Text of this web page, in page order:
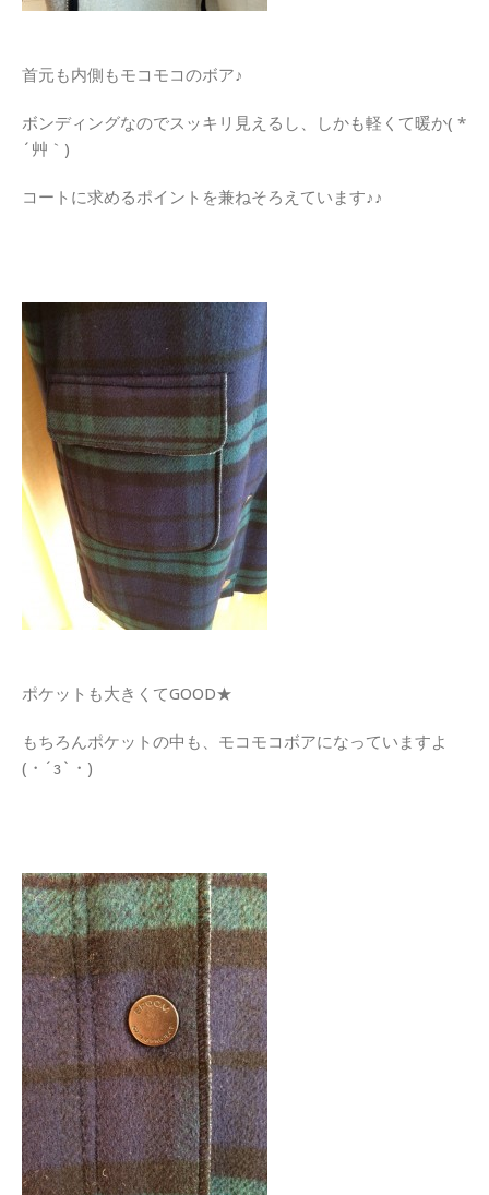
首元も内側もモコモコのボア♪
ボンディングなのでスッキリ見えるし、しかも軽くて暖か( *
´艸｀)
コートに求めるポイントを兼ねそろえています♪♪
ポケットも大きくてGOOD★
もちろんポケットの中も、モコモコボアになっていますよ
(・´з`・)